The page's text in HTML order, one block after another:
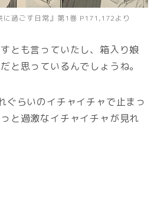
に過ごす日常』第1巻 P171,172より
とも言っていたし、箱入り娘
と思っているんでしょうね。
ぐらいのイチャイチャで止まっ
と過激なイチャイチャが見れ